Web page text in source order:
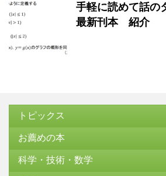
手軽に読めて話の
最新刊本 紹介
トピックス
お薦めの本
科学・技術・数学